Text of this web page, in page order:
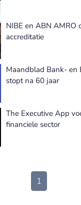
NIBE en ABN AMRO
accreditatie
Maandblad Bank- en
stopt na 60 jaar
The Executive App
financiele sector
1